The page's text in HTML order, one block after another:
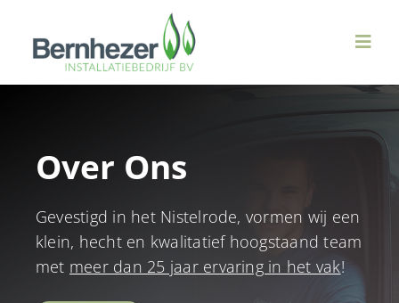
inhoud
Duurzame Technieken
Ventilatie & WTW
Over Ons
Gevestigd in het Nistelrode, vormen wij een
klein, hecht en kwalitatief hoogstaand team
met meer dan 25 jaar ervaring in het vak!